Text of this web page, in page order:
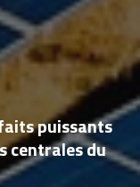
puissants
centrales du